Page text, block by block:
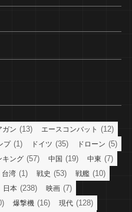
ガン (13) エースコンバット (12)
プ(1) ドイツ (35) ドローン (5)
キング (57) 中国 (19) 中東 (7)
台湾 (1) 戦史 (53) 戦艦 (10)
日本 (238) 映画 (7)
爆撃機 (16) 現代 (128)